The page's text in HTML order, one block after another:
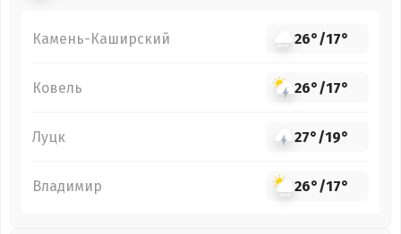
Камень-Каширский 26°/17°
Ковель 26°/17°
Луцк 27°/19°
Владимир 26°/17°